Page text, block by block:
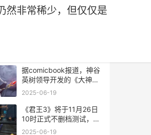
然非常稀少，但仅仅是
据comicbook报道，神谷
英树领导开发的《大神》
新作已于tga颁奖典礼首
作的细节仍然非常稀少，
但仅仅是游戏的公布便引
2025-06-19
《君王3》将于11月26日
10时正式不删档测试，为
此官方特别推出丰富多彩
2025-06-19